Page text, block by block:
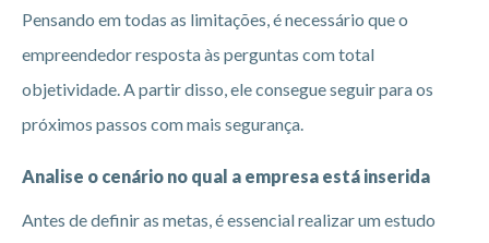
Pensando em todas as limitações, é necessário que o
empreendedor resposta às perguntas com total
objetividade. A partir disso, ele consegue seguir para os
próximos passos com mais segurança.
Analise o cenário no qual a empresa está inserida
Antes de definir as metas, é essencial realizar um estudo